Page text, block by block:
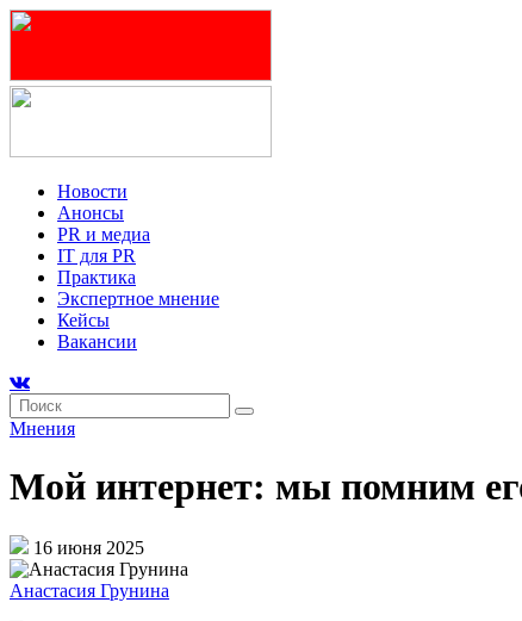
Новости
Анонсы
PR и медиа
IT для PR
Практика
Экспертное мнение
Кейсы
Вакансии
Мнения
Мой интернет: мы помним
16 июня 2025
Анастасия Грунина